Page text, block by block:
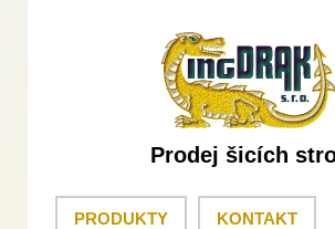
Prodej šicích
PRODUKTY KONTAKT